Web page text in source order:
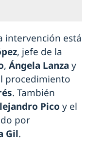
intervención está
, jefe de la
, Ángela Lanza y
procedimiento
. También
Pico y el
por
Gil.